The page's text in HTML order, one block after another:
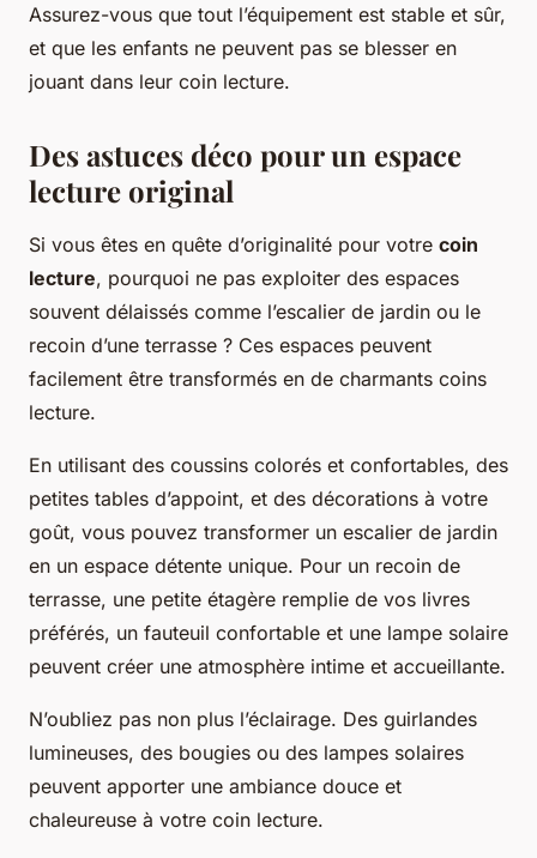
Assurez-vous que tout l’équipement est stable et sûr,
et que les enfants ne peuvent pas se blesser en
jouant dans leur coin lecture.
Des astuces déco pour un espace
lecture original
Si vous êtes en quête d’originalité pour votre coin
lecture, pourquoi ne pas exploiter des espaces
souvent délaissés comme l’escalier de jardin ou le
recoin d’une terrasse ? Ces espaces peuvent
facilement être transformés en de charmants coins
lecture.
En utilisant des coussins colorés et confortables, des
petites tables d’appoint, et des décorations à votre
goût, vous pouvez transformer un escalier de jardin
en un espace détente unique. Pour un recoin de
terrasse, une petite étagère remplie de vos livres
préférés, un fauteuil confortable et une lampe solaire
peuvent créer une atmosphère intime et accueillante.
N’oubliez pas non plus l’éclairage. Des guirlandes
lumineuses, des bougies ou des lampes solaires
peuvent apporter une ambiance douce et
chaleureuse à votre coin lecture.